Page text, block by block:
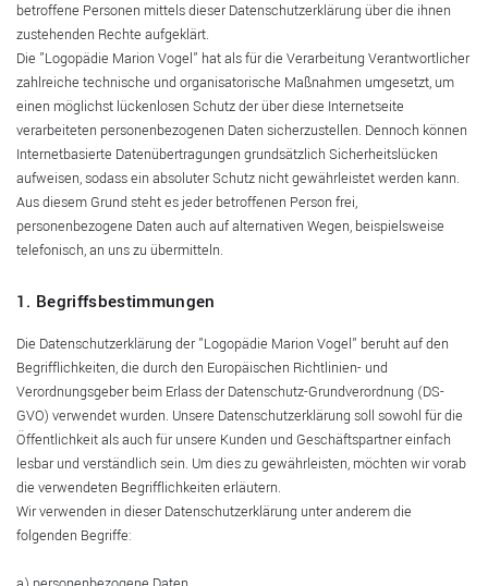
betroffene Personen mittels dieser Datenschutzerklärung über die ihnen
zustehenden Rechte aufgeklärt.
Die "Logopädie Marion Vogel" hat als für die Verarbeitung Verantwortlicher
zahlreiche technische und organisatorische Maßnahmen umgesetzt, um
einen möglichst lückenlosen Schutz der über diese Internetseite
verarbeiteten personenbezogenen Daten sicherzustellen. Dennoch können
Internetbasierte Datenübertragungen grundsätzlich Sicherheitslücken
aufweisen, sodass ein absoluter Schutz nicht gewährleistet werden kann.
Aus diesem Grund steht es jeder betroffenen Person frei,
personenbezogene Daten auch auf alternativen Wegen, beispielsweise
telefonisch, an uns zu übermitteln.
1. Begriffsbestimmungen
Die Datenschutzerklärung der "Logopädie Marion Vogel" beruht auf den
Begrifflichkeiten, die durch den Europäischen Richtlinien- und
Verordnungsgeber beim Erlass der Datenschutz-Grundverordnung (DS-
GVO) verwendet wurden. Unsere Datenschutzerklärung soll sowohl für die
Öffentlichkeit als auch für unsere Kunden und Geschäftspartner einfach
lesbar und verständlich sein. Um dies zu gewährleisten, möchten wir vorab
die verwendeten Begrifflichkeiten erläutern.
Wir verwenden in dieser Datenschutzerklärung unter anderem die
folgenden Begriffe: